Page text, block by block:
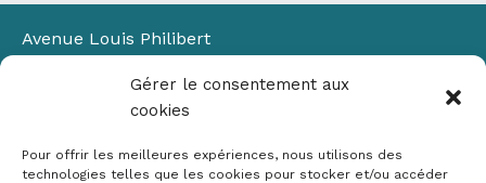
Gérer le consentement aux
cookies
Pour offrir les meilleures expériences, nous utilisons des
technologies telles que les cookies pour stocker et/ou accéder
Avenue Louis Philibert
Bâtiment Laennec
13100 Aix-en-Provence
✉ contact@crige-paca.org